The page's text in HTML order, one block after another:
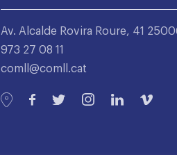
Av. Alcalde Rovira Roure, 41
973 27 08 11
comll@comll.cat